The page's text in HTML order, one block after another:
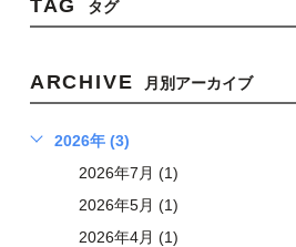
TAG タグ
ARCHIVE 月別アーカイブ
2026年 (3)
2026年7月 (1)
2026年5月 (1)
2026年4月 (1)